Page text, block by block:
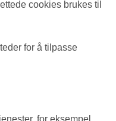
cookies brukes til
for å tilpasse
for eksempel